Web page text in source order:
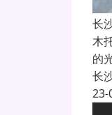
长
木
的
长
23-